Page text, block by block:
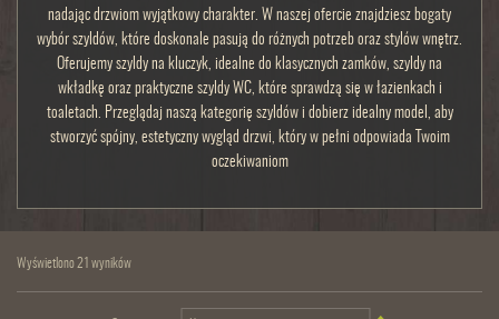
nadając drzwiom wyjątkowy charakter. W naszej ofercie znajdziesz bogaty
wybór szyldów, które doskonale pasują do różnych potrzeb oraz stylów wnętrz.
Oferujemy szyldy na kluczyk, idealne do klasycznych zamków, szyldy na
wkładkę oraz praktyczne szyldy WC, które sprawdzą się w łazienkach i
toaletach. Przeglądaj naszą kategorię szyldów i dobierz idealny model, aby
stworzyć spójny, estetyczny wygląd drzwi, który w pełni odpowiada Twoim
oczekiwaniom
Wyświetlono 21 wyników